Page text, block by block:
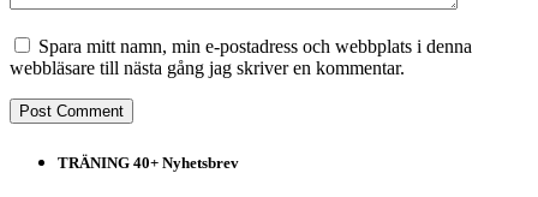
Spara mitt namn, min e-postadress och webbplats i denna
webbläsare till nästa gång jag skriver en kommentar.
TRÄNING 40+ Nyhetsbrev